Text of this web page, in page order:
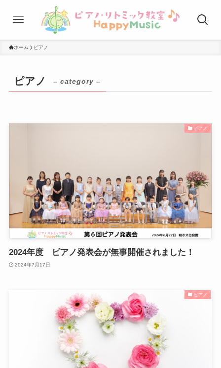
ホーム ピアノ
ピアノ – category –
ピアノ
2024年度 ピアノ発表会が無事開催されました！
2024年7月17日
ピアノ